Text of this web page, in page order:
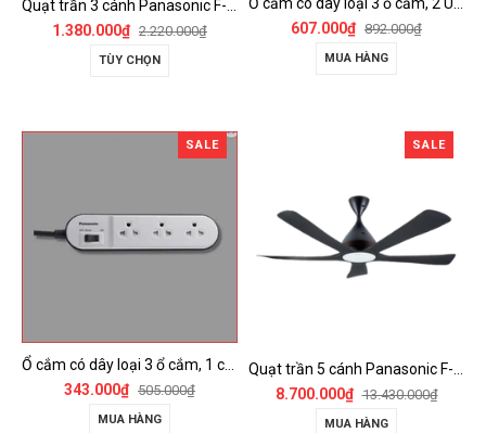
Quạt trần 3 cánh Panasonic F-60FV2
1.380.000₫ 2.220.000₫
TÙY CHỌN
607.000₫ 892.000₫
MUA HÀNG
SALE
343.000₫ 505.000₫
MUA HÀNG
SALE
Quạt trần 5 cánh Panasonic F-60DGN có đèn LED và kết nối Wireless
8.700.000₫ 13.430.000₫
MUA HÀNG